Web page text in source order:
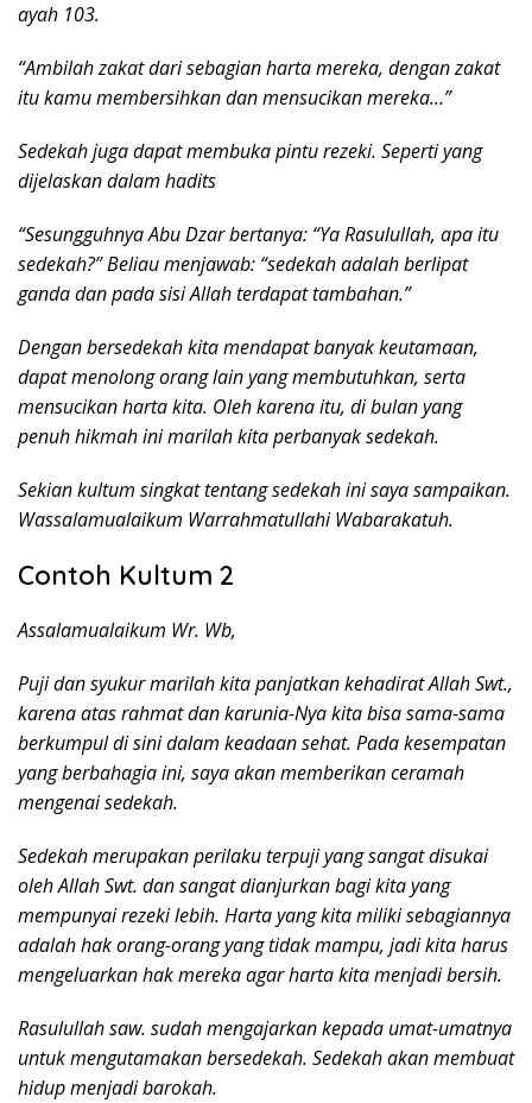
ayah 103.
“Ambilah zakat dari sebagian harta mereka, dengan zakat
itu kamu membersihkan dan mensucikan mereka…”
Sedekah juga dapat membuka pintu rezeki. Seperti yang
dijelaskan dalam hadits
“Sesungguhnya Abu Dzar bertanya: “Ya Rasulullah, apa itu
sedekah?” Beliau menjawab: “sedekah adalah berlipat
ganda dan pada sisi Allah terdapat tambahan.”
Dengan bersedekah kita mendapat banyak keutamaan,
dapat menolong orang lain yang membutuhkan, serta
mensucikan harta kita. Oleh karena itu, di bulan yang
penuh hikmah ini marilah kita perbanyak sedekah.
Sekian kultum singkat tentang sedekah ini saya sampaikan.
Wassalamualaikum Warrahmatullahi Wabarakatuh.
Contoh Kultum 2
Assalamualaikum Wr. Wb,
Puji dan syukur marilah kita panjatkan kehadirat Allah Swt.,
karena atas rahmat dan karunia-Nya kita bisa sama-sama
berkumpul di sini dalam keadaan sehat. Pada kesempatan
yang berbahagia ini, saya akan memberikan ceramah
mengenai sedekah.
Sedekah merupakan perilaku terpuji yang sangat disukai
oleh Allah Swt. dan sangat dianjurkan bagi kita yang
mempunyai rezeki lebih. Harta yang kita miliki sebagiannya
adalah hak orang-orang yang tidak mampu, jadi kita harus
mengeluarkan hak mereka agar harta kita menjadi bersih.
Rasulullah saw. sudah mengajarkan kepada umat-umatnya
untuk mengutamakan bersedekah. Sedekah akan membuat
hidup menjadi barokah.